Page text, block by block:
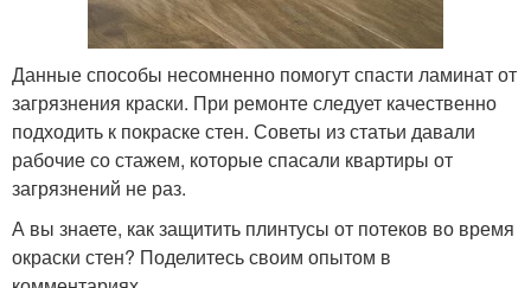
Данные способы несомненно помогут спасти ламинат от
загрязнения краски. При ремонте следует качественно
подходить к покраске стен. Советы из статьи давали
рабочие со стажем, которые спасали квартиры от
загрязнений не раз.
А вы знаете, как защитить плинтусы от потеков во время
окраски стен? Поделитесь своим опытом в